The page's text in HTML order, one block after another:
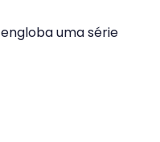
uma série